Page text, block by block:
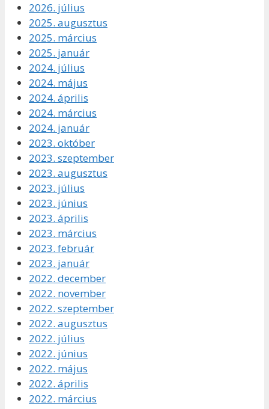
2026. július
2025. augusztus
2025. március
2025. január
2024. július
2024. május
2024. április
2024. március
2024. január
2023. október
2023. szeptember
2023. augusztus
2023. július
2023. június
2023. április
2023. március
2023. február
2023. január
2022. december
2022. november
2022. szeptember
2022. augusztus
2022. július
2022. június
2022. május
2022. április
2022. március